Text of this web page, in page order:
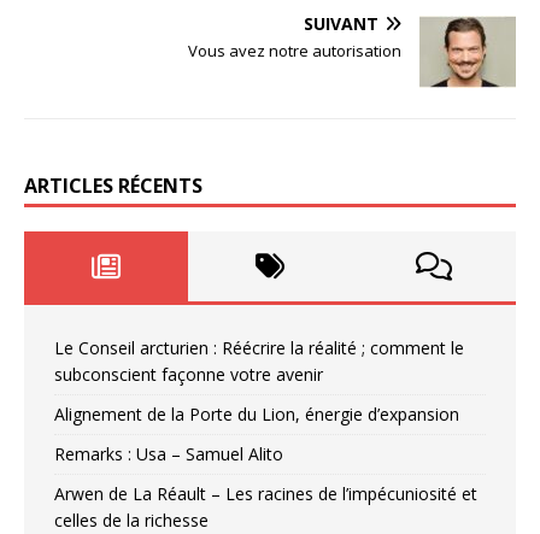
SUIVANT
Vous avez notre autorisation
ARTICLES RÉCENTS
Le Conseil arcturien : Réécrire la réalité ; comment le
subconscient façonne votre avenir
Alignement de la Porte du Lion, énergie d’expansion
Remarks : Usa – Samuel Alito
Arwen de La Réault – Les racines de l’impécuniosité et
celles de la richesse